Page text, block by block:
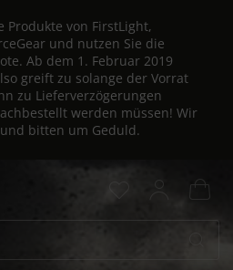
Produkte von FirstLight,
und nutzen Sie die
Ab dem 1. Februar 2019
greift zu solange der Vorrat
zu Lieferverzögerungen
werden müssen! Wir
bitten um Geduld.